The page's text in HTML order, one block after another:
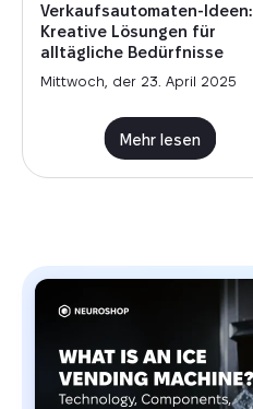
BLOG
Verkaufsautomaten-Ideen:
Kreative Lösungen für
alltägliche Bedürfnisse
Mittwoch, der 23. April 2025